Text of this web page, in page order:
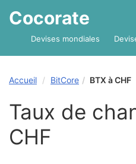
Cocorate
Devises mondiales
Accueil BitCore BTX à CHF
Taux de
CHF